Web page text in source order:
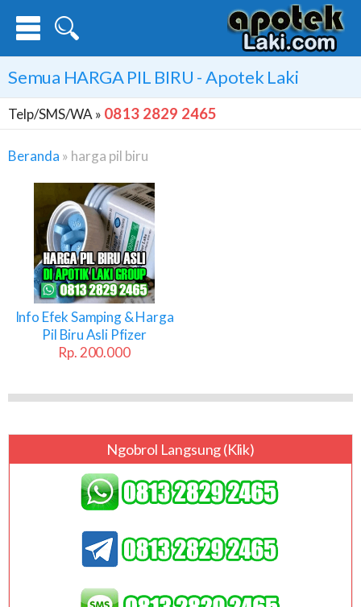
Semua HARGA PIL BIRU - Apotek Laki
Telp/SMS/WA » 0813 2829 2465
Beranda » harga pil biru
Biru
Info Efek Samping & Harga
Pil Biru Asli Pfizer
Rp. 200.000
Ngobrol Langsung (klik)